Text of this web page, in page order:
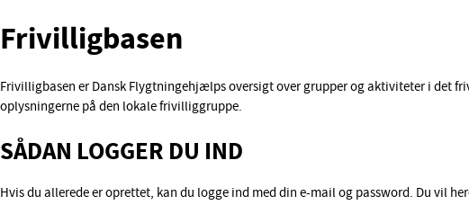
Frivilligbasen
Frivilligbasen er Dansk Flygtningehjælps oversigt over grupper og aktiviteter i det
oplysningerne på den lokale frivilliggruppe.
SÅDAN LOGGER DU IND
Hvis du allerede er oprettet, kan du logge ind med din e-mail og password. Du vil